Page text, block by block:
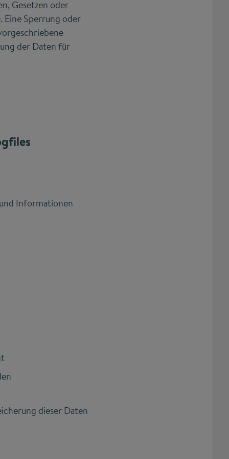
Gesetzen oder
Sperrung oder
der Daten für
Informationen
dieser Daten